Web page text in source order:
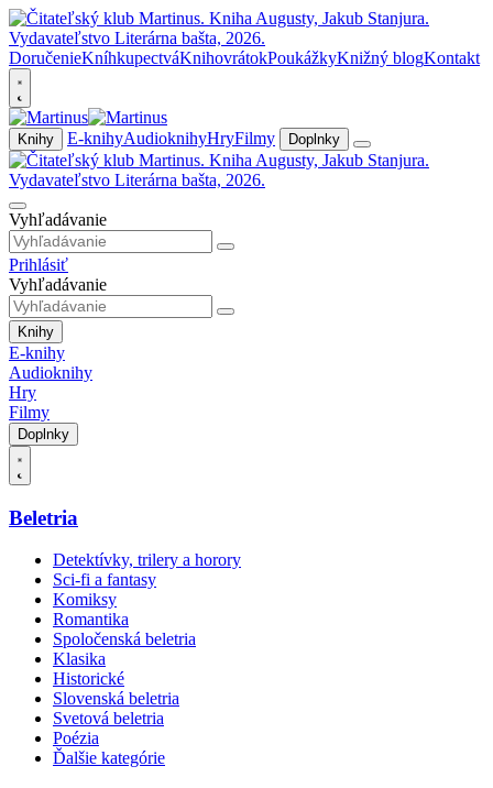
DoručenieKníhkupectváKnihovrátokPoukážkyKnižný blogKontakt
Knihy E-knihyAudioknihyHryFilmy Doplnky
Vyhľadávanie
Prihlásiť
Vyhľadávanie
Knihy
E-knihy
Audioknihy
Hry
Filmy
Doplnky
Beletria
Detektívky, trilery a horory
Sci-fi a fantasy
Komiksy
Romantika
Spoločenská beletria
Klasika
Historické
Slovenská beletria
Svetová beletria
Poézia
Ďalšie kategórie